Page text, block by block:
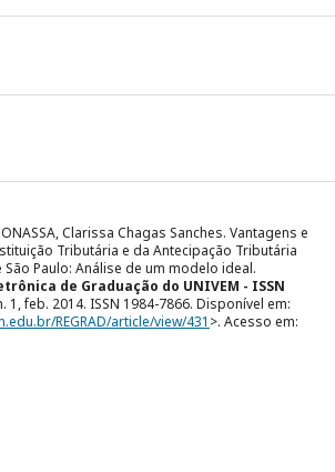
Clarissa Chagas Sanches. Vantagens e
Tributária e da Antecipação Tributária
Paulo: Análise de um modelo ideal.
de Graduação do UNIVEM - ISSN
1, feb. 2014. ISSN 1984-7866. Disponível em:
REGRAD/article/view/431 >. Acesso em: